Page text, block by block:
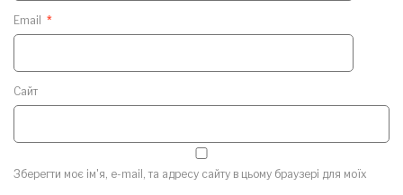
Email *
Сайт
Зберегти моє ім'я, e-mail, та адресу сайту в цьому браузері для моїх